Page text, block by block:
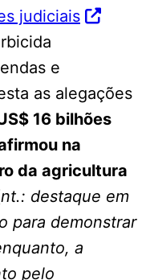
judiciais
e
as alegações
16 bilhões
na
da agricultura
nt.: destaque em
para demonstrar
a
pelo